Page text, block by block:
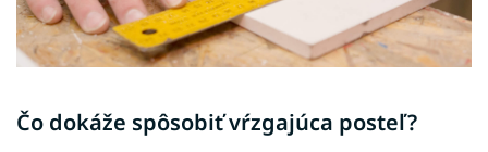
Čo dokáže spôsobiť vŕzgajúca posteľ?